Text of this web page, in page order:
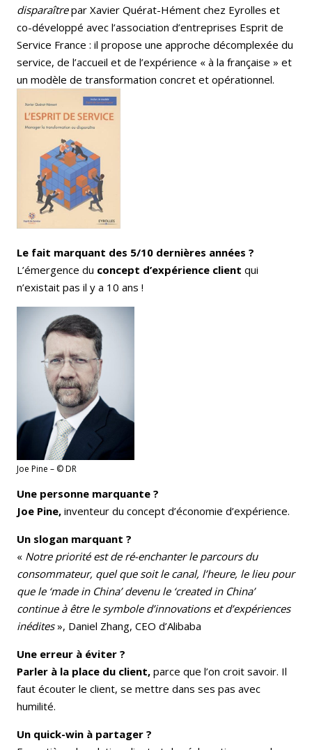
disparaîtrepar Xavier Quérat-Hément chez Eyrolles et
co-développé avec l’association d’entreprises Esprit de
Service France : il propose une approche décomplexée du
service, de l’accueil et de l’expérience « à la française » et
un modèle de transformation concret et opérationnel.
Le fait marquant des 5/10 dernières années ?
L’émergence du concept d’expérience client qui
n’existait pas il y a 10 ans !
Joe Pine – © DR
Une personne marquante ?
Joe Pine, inventeur du concept d’économie d’expérience.
Un slogan marquant ?
« Notre priorité est de ré-enchanter le parcours du
consommateur, quel que soit le canal, l’heure, le lieu pour
que le ‘made in China’ devenu le ‘created in China’
continue à être le symbole d’innovations et d’expériences
inédites», Daniel Zhang, CEO d’Alibaba
Une erreur à éviter ?
Parler à la place du client, parce que l’on croit savoir. Il
faut écouter le client, se mettre dans ses pas avec
humilité.
Un quick-win à partager ?